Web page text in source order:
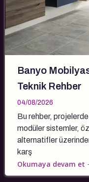
Banyo
Teknik Rehber
04/08/2026
Bu rehber,
modüler sistemler,
alternatifler
karş
Okumaya devam et